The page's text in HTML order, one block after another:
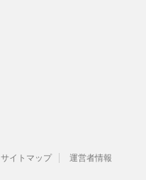
サイトマップ 運営者情報